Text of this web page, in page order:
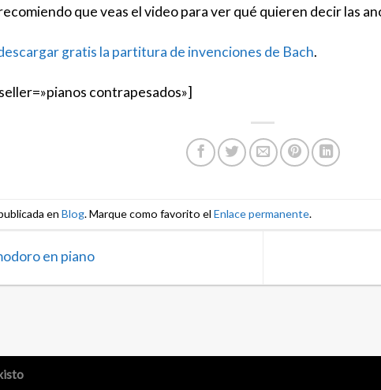
que veas el video para ver qué quieren decir las
gratis la partitura de invenciones de Bach.
contrapesados»]
en Blog. Marque como favorito el Enlace permanente.
en piano